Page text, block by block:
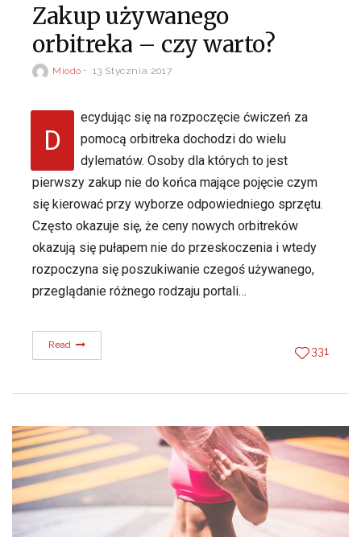
Zakup używanego
orbitreka – czy warto?
Miodo 13 Stycznia 2017
D
ecydując się na rozpoczęcie ćwiczeń za
pomocą orbitreka dochodzi do wielu
dylematów. Osoby dla których to jest
pierwszy zakup nie do końca mające pojęcie czym
się kierować przy wyborze odpowiedniego sprzętu.
Często okazuje się, że ceny nowych orbitreków
okazują się pułapem nie do przeskoczenia i wtedy
rozpoczyna się poszukiwanie czegoś używanego,
przeglądanie różnego rodzaju portali…
Read 331